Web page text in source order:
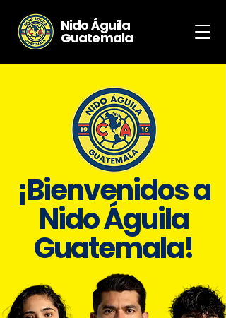
Nido Águila
Guatemala
¡Bienvenidos a
Nido Águila
Guatemala!